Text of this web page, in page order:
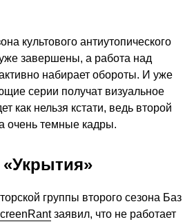
культового антиутопического
завершены, а работа над
набирает обороты. И уже
серии получат визуальное
как нельзя кстати, ведь второй
очень темные кадры.
группы второго сезона Баз
заявил, что не работает